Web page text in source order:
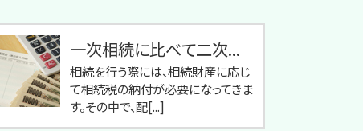
一次相続に比べて二次...
相続を行う際には、相続財産に応じ
て相続税の納付が必要になってきま
す。その中で、配[...]